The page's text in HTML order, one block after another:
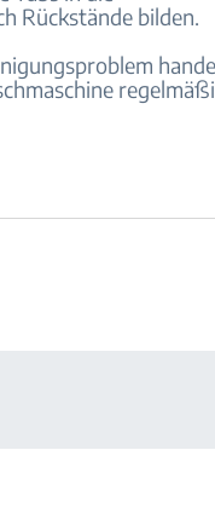
Rückstände bilden.